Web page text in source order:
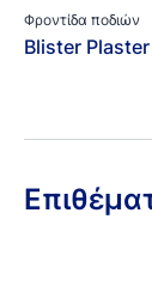
Φροντίδα ποδιών
Blister